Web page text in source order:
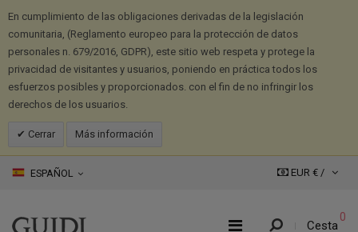
En cumplimiento de las obligaciones derivadas de la legislación
comunitaria, (Reglamento europeo para la protección de datos
personales n. 679/2016, GDPR), este sitio web respeta y protege la
privacidad de visitantes y usuarios, poniendo en práctica todos los
esfuerzos posibles y proporcionados. con el fin de no infringir los
derechos de los usuarios.
Cerrar Más información
ESPAÑOL EUR € /
Cesta
0